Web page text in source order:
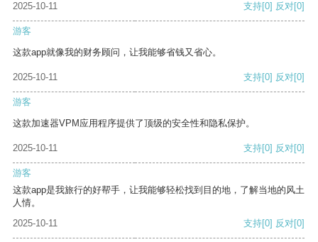
2025-10-11 支持[0] 反对[0]
游客
这款app就像我的财务顾问，让我能够省钱又省心。
2025-10-11 支持[0] 反对[0]
游客
这款加速器VPM应用程序提供了顶级的安全性和隐私保护。
2025-10-11 支持[0] 反对[0]
游客
这款app是我旅行的好帮手，让我能够轻松找到目的地，了解当地的风土
人情。
2025-10-11
支持[0] 反对[0]